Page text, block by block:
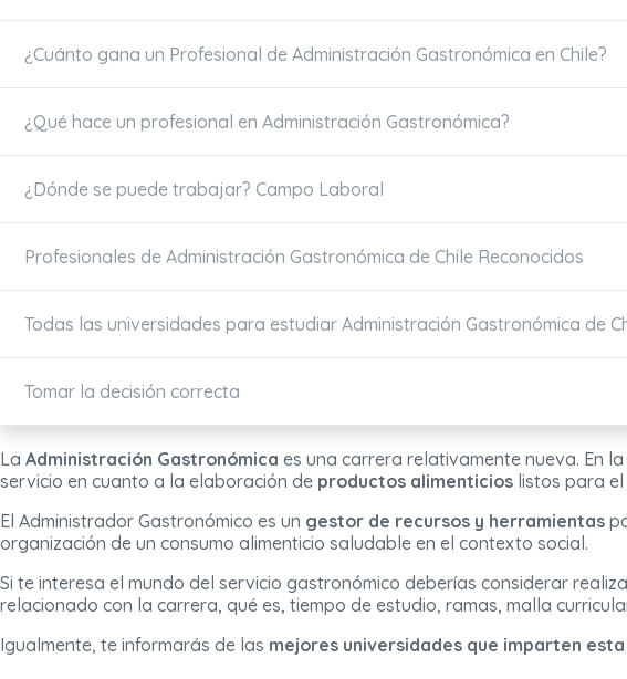
¿Cuánto gana un Profesional de Administración Gastronómica en Chile?
¿Qué hace un profesional en Administración Gastronómica?
¿Dónde se puede trabajar? Campo Laboral
Profesionales de Administración Gastronómica de Chile Reconocidos
Todas las universidades para estudiar Administración Gastronómica de
Tomar la decisión correcta
La Administración Gastronómica es una carrera relativamente nueva. En
servicio en cuanto a la elaboración de productos alimenticios listos para
El Administrador Gastronómico es un gestor de recursos y herramientas
organización de un consumo alimenticio saludable en el contexto social.
Si te interesa el mundo del servicio gastronómico deberías considerar
relacionado con la carrera, qué es, tiempo de estudio, ramas, malla
Igualmente, te informarás de las mejores universidades que imparten